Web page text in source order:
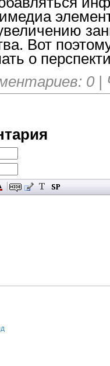
Вот
о
0 |